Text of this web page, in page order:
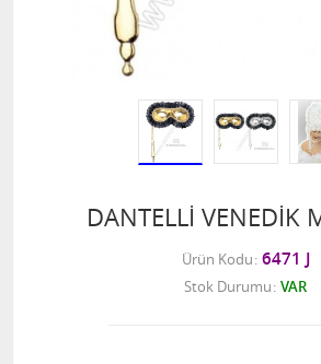
DANTELLİ VENEDİK
Ürün Kodu 6471 J
Stok Durumu VAR